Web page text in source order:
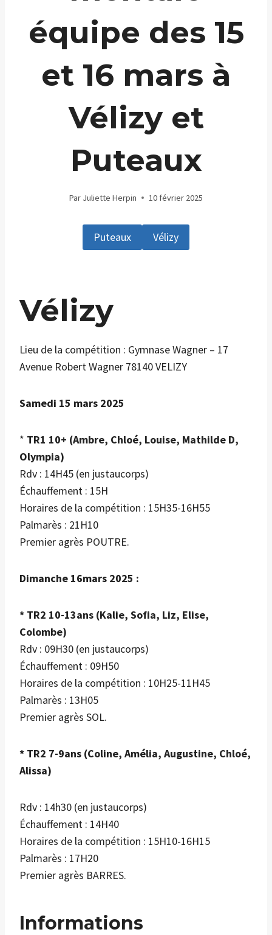
équipe des 15
et 16 mars à
Vélizy et
Puteaux
Par Juliette Herpin 10 février 2025
Puteaux Vélizy
Vélizy
Lieu de la compétition : Gymnase Wagner – 17
Avenue Robert Wagner 78140 VELIZY
Samedi 15 mars 2025
* TR1 10+ (Ambre, Chloé, Louise, Mathilde D,
Olympia)
Rdv : 14H45 (en justaucorps)
Échauffement : 15H
Horaires de la compétition : 15H35-16H55
Palmarès : 21H10
Premier agrès POUTRE.
Dimanche 16mars 2025 :
* TR2 10-13ans (Kalie, Sofia, Liz, Elise,
Colombe)
Rdv : 09H30 (en justaucorps)
Échauffement : 09H50
Horaires de la compétition : 10H25-11H45
Palmarès : 13H05
Premier agrès SOL.
* TR2 7-9ans (Coline, Amélia, Augustine, Chloé,
Alissa)
Rdv : 14h30 (en justaucorps)
Échauffement : 14H40
Horaires de la compétition : 15H10-16H15
Palmarès : 17H20
Premier agrès BARRES.
Informations